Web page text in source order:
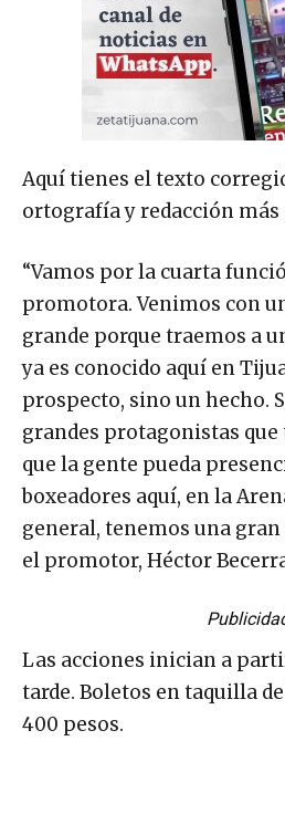
Aquí tienes el texto
ortografía y redacción más
“Vamos por la cuarta
promotora. Venimos con
grande porque traemos a
ya es conocido aquí en
prospecto, sino un hecho.
grandes protagonistas
que la gente pueda
boxeadores aquí, en la
general, tenemos una
el promotor, Héctor
Las acciones inician a
tarde. Boletos en taquilla
400 pesos.